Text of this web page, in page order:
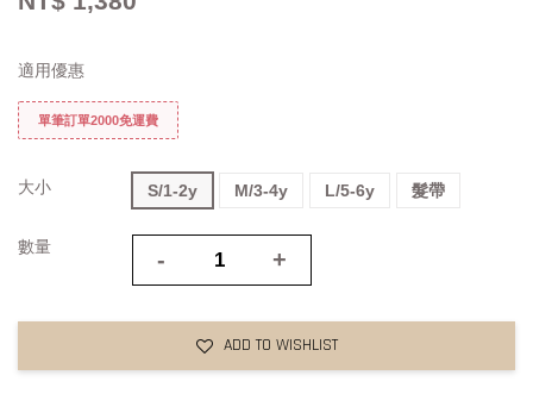
適用優惠
單筆訂單2000免運費
大小 S/1-2y M/3-4y L/5-6y 髮帶
數量 - +
ADD TO WISHLIST